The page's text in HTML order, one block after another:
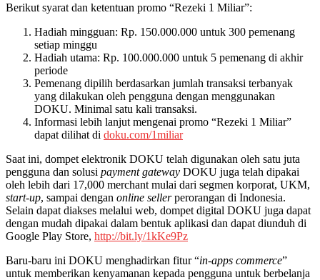
Berikut syarat dan ketentuan promo “Rezeki 1 Miliar”:
Hadiah mingguan: Rp. 150.000.000 untuk 300 pemenang
setiap minggu
Hadiah utama: Rp. 100.000.000 untuk 5 pemenang di akhir
periode
Pemenang dipilih berdasarkan jumlah transaksi terbanyak
yang dilakukan oleh pengguna dengan menggunakan
DOKU. Minimal satu kali transaksi.
Informasi lebih lanjut mengenai promo “Rezeki 1 Miliar”
dapat dilihat di doku.com/1miliar
Saat ini, dompet elektronik DOKU telah digunakan oleh satu juta
pengguna dan solusi payment gateway DOKU juga telah dipakai
oleh lebih dari 17,000 merchant mulai dari segmen korporat, UKM,
start-up, sampai dengan online sellerperorangan di Indonesia.
Selain dapat diakses melalui web, dompet digital DOKU juga dapat
dengan mudah dipakai dalam bentuk aplikasi dan dapat diunduh di
Google Play Store, http://bit.ly/1kKe9Pz
Baru-baru ini DOKU menghadirkan fitur “in-apps commerce”
untuk memberikan kenyamanan kepada pengguna untuk berbelanja